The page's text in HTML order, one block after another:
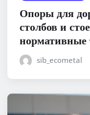
Опоры для
столбов и
нормативные
sib_ecometal